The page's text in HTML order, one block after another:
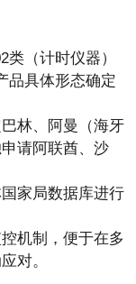
（计时仪器）
品具体形态确定
林、阿曼（海牙
请阿联酋、沙
家局数据库进行
机制，便于在多
对。